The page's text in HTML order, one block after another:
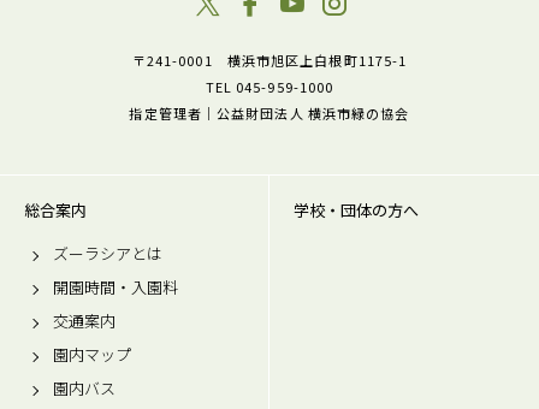
〒241-0001 横浜市旭区上白根町1175-1
TEL 045-959-1000
指定管理者｜公益財団法人 横浜市緑の協会
総合案内
ズーラシアとは
開園時間・入園料
交通案内
園内マップ
園内バス
学校・団体の方へ